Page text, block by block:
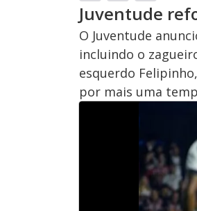
Juventude
O Juventude
incluindo o
esquerdo
por mais uma